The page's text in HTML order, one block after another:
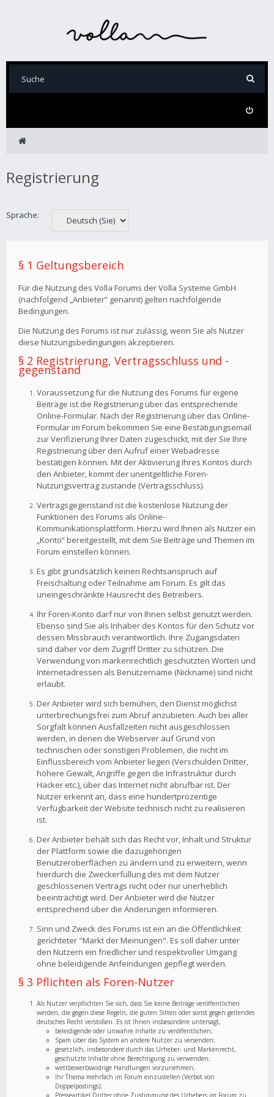
Registrierung
Sprache:
§ 1 Geltungsbereich
Für die Nutzung des Volla Forums der Volla Systeme GmbH
(nachfolgend „Anbieter“ genannt) gelten nachfolgende
Bedingungen.
Die Nutzung des Forums ist nur zulässig, wenn Sie als Nutzer
diese Nutzungsbedingungen akzeptieren.
§ 2 Registrierung, Vertragsschluss und -
gegenstand
Voraussetzung für die Nutzung des Forums für eigene
Beiträge ist die Registrierung über das entsprechende
Online-Formular. Nach der Registrierung über das Online-
Formular im Forum bekommen Sie eine Bestätigungsemail
zur Verifizierung Ihrer Daten zugeschickt, mit der Sie Ihre
Registrierung über den Aufruf einer Webadresse
bestätigen können. Mit der Aktivierung Ihres Kontos durch
den Anbieter, kommt der unentgeltliche Foren-
Nutzungsvertrag zustande (Vertragsschluss).
Vertragsgegenstand ist die kostenlose Nutzung der
Funktionen des Forums als Online-
Kommunikationsplattform. Hierzu wird Ihnen als Nutzer ein
„Konto“ bereitgestellt, mit dem Sie Beiträge und Themen im
Forum einstellen können.
Es gibt grundsätzlich keinen Rechtsanspruch auf
Freischaltung oder Teilnahme am Forum. Es gilt das
uneingeschränkte Hausrecht des Betreibers.
Ihr Foren-Konto darf nur von Ihnen selbst genutzt werden.
Ebenso sind Sie als Inhaber des Kontos für den Schutz vor
dessen Missbrauch verantwortlich. Ihre Zugangsdaten
sind daher vor dem Zugriff Dritter zu schützen. Die
Verwendung von markenrechtlich geschützten Worten und
Internetadressen als Benutzername (Nickname) sind nicht
erlaubt.
Der Anbieter wird sich bemühen, den Dienst möglichst
unterbrechungsfrei zum Abruf anzubieten. Auch bei aller
Sorgfalt können Ausfallzeiten nicht ausgeschlossen
werden, in denen die Webserver auf Grund von
technischen oder sonstigen Problemen, die nicht im
Einflussbereich vom Anbieter liegen (Verschulden Dritter,
höhere Gewalt, Angriffe gegen die Infrastruktur durch
Hacker etc.), über das Internet nicht abrufbar ist. Der
Nutzer erkennt an, dass eine hundertprozentige
Verfügbarkeit der Website technisch nicht zu realisieren
ist.
Der Anbieter behält sich das Recht vor, Inhalt und Struktur
der Plattform sowie die dazugehörigen
Benutzeroberflächen zu ändern und zu erweitern, wenn
hierdurch die Zweckerfüllung des mit dem Nutzer
geschlossenen Vertrags nicht oder nur unerheblich
beeinträchtigt wird. Der Anbieter wird die Nutzer
entsprechend über die Änderungen informieren.
Sinn und Zweck des Forums ist ein an die Öffentlichkeit
gerichteter "Markt der Meinungen". Es soll daher unter
den Nutzern ein friedlicher und respektvoller Umgang
ohne beleidigende Anfeindungen gepflegt werden.
§ 3 Pflichten als Foren-Nutzer
Als Nutzer verpflichten Sie sich, dass Sie keine Beiträge veröffentlichen
werden, die gegen diese Regeln, die guten Sitten oder sonst gegen geltendes
deutsches Recht verstoßen. Es ist Ihnen insbesondere untersagt,
beleidigende oder unwahre Inhalte zu veröffentlichen;
Spam über das System an andere Nutzer zu versenden;
gesetzlich, insbesondere durch das Urheber- und Markenrecht,
geschützte Inhalte ohne Berechtigung zu verwenden;
wettbewerbswidrige Handlungen vorzunehmen;
Ihr Thema mehrfach im Forum einzustellen (Verbot von
Doppelpostings);
Presseartikel Dritter ohne Zustimmung des Urhebers im Forum zu